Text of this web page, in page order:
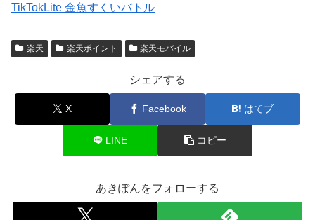
TikTokLite 金魚すくいバトル
楽天 楽天ポイント 楽天モバイル
シェアする
X Facebook はてブ
LINE コピー
あきぽんをフォローする